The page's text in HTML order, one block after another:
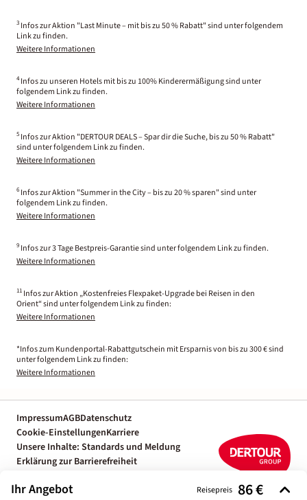
Ihr Angebot Reisepreis 86 €
3 Infos zur Aktion "Last Minute – mit bis zu 50 % Rabatt" sind unter folgendem
Link zu finden.
Weitere Informationen
4 Infos zu unseren Hotels mit bis zu 100% Kinderermäßigung sind unter
folgendem Link zu finden.
Weitere Informationen
5 Infos zur Aktion "DERTOUR DEALS – Spar dir die Suche, bis zu 50 % Rabatt"
sind unter folgendem Link zu finden.
Weitere Informationen
6 Infos zur Aktion "Summer in the City – bis zu 20 % sparen" sind unter
folgendem Link zu finden.
Weitere Informationen
9 Infos zur 3 Tage Bestpreis-Garantie sind unter folgendem Link zu finden.
Weitere Informationen
11 Infos zur Aktion „Kostenfreies Flexpaket-Upgrade bei Reisen in den
Orient“ sind unter folgendem Link zu finden:
Weitere Informationen
*Infos zum Kundenportal-Rabattgutschein mit Ersparnis von bis zu 300 € sind
unter folgendem Link zu finden:
Weitere Informationen
ImpressumAGBDatenschutz
Cookie-EinstellungenKarriere
Unsere Inhalte: Standards und Meldung
Erklärung zur Barrierefreiheit
Reiseexperten